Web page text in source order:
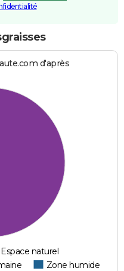
d'après
Espace naturel
Zone humide